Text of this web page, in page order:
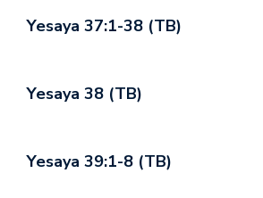
Yesaya 37:1-38 (TB)
Yesaya 38 (TB)
Yesaya 39:1-8 (TB)